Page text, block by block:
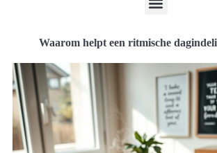
Waarom helpt een ritmische